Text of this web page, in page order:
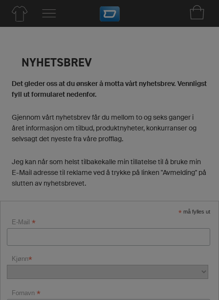
NYHETSBREV
Det gleder oss at du ønsker å motta vårt nyhetsbrev. Vennligst
fyll ut formularet nedenfor.
Gjennom vårt nyhetsbrev får du mellom to og seks ganger i
året informasjon om tilbud, produktnyheter, konkurranser og
selvsagt det nyeste fra våre profflag.
Jeg kan når som helst tilbakekalle min tillatelse til å bruke min
E-Mail adresse til reklame ved å trykke på linken "Avmelding" på
slutten av nyhetsbrevet.
* må fylles ut
E-Mail*
Kjønn*
Fornavn*